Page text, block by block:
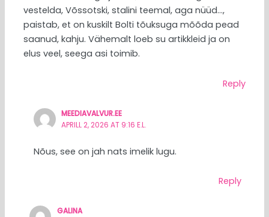
vestelda, Võssotski, stalini teemal, aga nüüd…,
paistab, et on kuskilt Bolti tõuksuga mõõda pead
saanud, kahju. Vähemalt loeb su artikkleid ja on
elus veel, seega asi toimib.
Reply
MEEDIAVALVUR.EE
APRILL 2, 2026 AT 9:16 E.L.
Nõus, see on jah nats imelik lugu.
Reply
GALINA